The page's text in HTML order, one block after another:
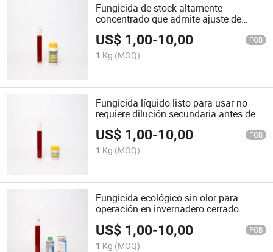
Fungicida de stock altamente
concentrado que admite ajuste de
concentración flexible
US$ 1,00-10,00 FOB
1 Kg (MOQ)
Fungicida líquido listo para usar no
requiere dilución secundaria antes de
rociar
US$ 1,00-10,00 FOB
1 Kg (MOQ)
Fungicida ecológico sin olor para
operación en invernadero cerrado
US$ 1,00-10,00 FOB
1 Kg (MOQ)